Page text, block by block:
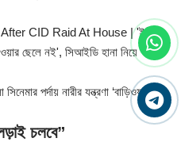
পর্দায় নারীর যন্ত্রণা ‘বাড়িওয়ালি’
চলবে”